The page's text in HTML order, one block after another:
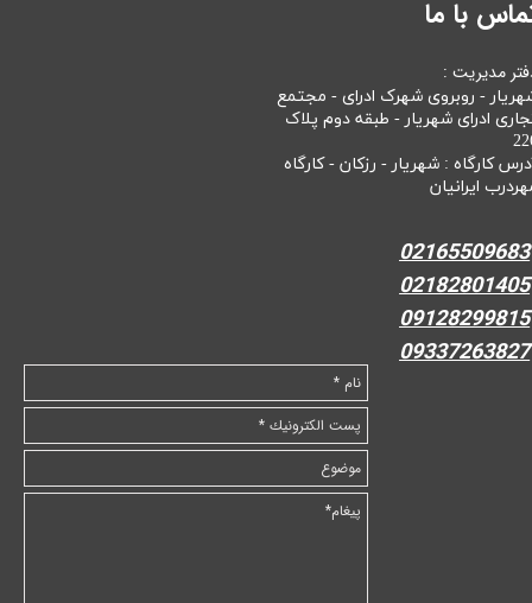
با ما
مدیریت :
- روبروی شهرک ادرای - مجتمع
ادرای شهریار - طبقه دوم پلاک
کارگاه : شهریار - رزکان - کارگاه
ایرانیان
02165509683
02182801405
09128299815
09337263827